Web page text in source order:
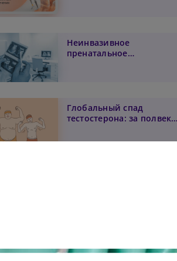
Неинвазивное
пренатальное
Глобальный спад
тестостерона: за полвека
гормона...